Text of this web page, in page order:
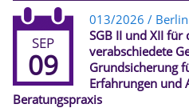
SEP
09
013/2026 / Berlin
SGB II und XII
verabschiedete
Grundsicherung
Erfahrungen und
Beratungspraxis